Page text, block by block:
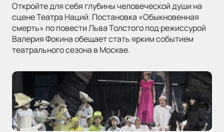
Откройте для себя глубины человеческой души на
сцене Театра Наций. Постановка «Обыкновенная
смерть» по повести Льва Толстого под режиссурой
Валерия Фокина обещает стать ярким событием
театрального сезона в Москве.